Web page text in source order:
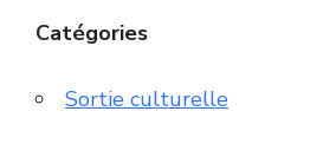
Catégories
Sortie culturelle